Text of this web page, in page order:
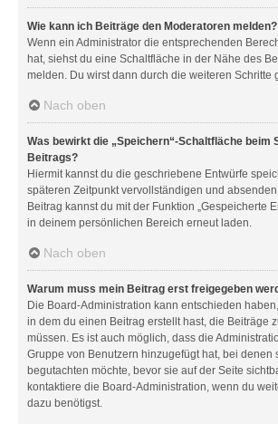
Wie kann ich Beiträge den Moderatoren melden?
Wenn ein Administrator die entsprechenden
hat, siehst du eine Schaltfläche in der Nähe des
melden. Du wirst dann durch die weiteren Schritte
Nach oben
Was bewirkt die „Speichern“-Schaltfläche beim
Beitrags?
Hiermit kannst du die geschriebene Entwürfe
späteren Zeitpunkt vervollständigen und
Beitrag kannst du mit der Funktion „Gespeicherte
in deinem persönlichen Bereich erneut laden.
Nach oben
Warum muss mein Beitrag erst freigegeben
Die Board-Administration kann entschieden
in dem du einen Beitrag erstellt hast, die Beiträge
müssen. Es ist auch möglich, dass die
Gruppe von Benutzern hinzugefügt hat, bei denen
begutachten möchte, bevor sie auf der Seite
kontaktiere die Board-Administration, wenn du
dazu benötigst.